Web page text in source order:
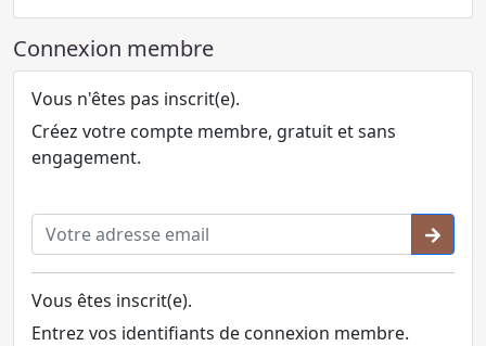
Connexion membre
Vous n'êtes pas inscrit(e).
Créez votre compte membre, gratuit et sans
engagement.
Vous êtes inscrit(e).
Entrez vos identifiants de connexion membre.